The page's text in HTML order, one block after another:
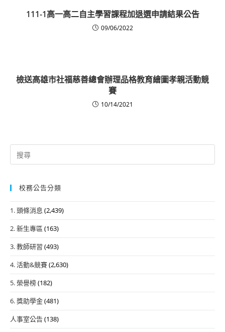
111-1高一高二自主學習課程加退選申請結果公告
09/06/2022
檢送高雄市社福慈善總會辦理品格教育繪圖孝親活動競
賽
10/14/2021
Search
for:
校務公告分類
1. 頭條消息 (2,439)
2. 新生專區 (163)
3. 教師研習 (493)
4. 活動&競賽(2,630)
5. 榮譽榜(182)
6. 獎助學金(481)
人事室公告(138)